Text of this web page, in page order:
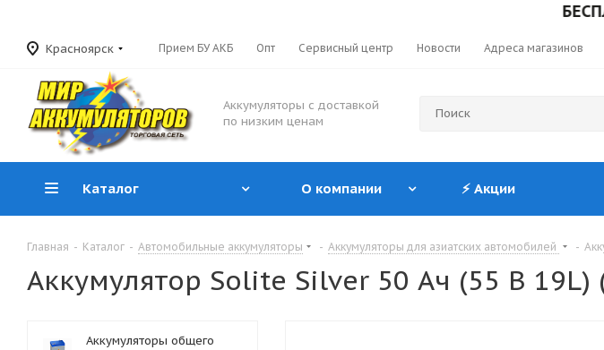
Красноярск Прием БУ АКБ Опт Сервисный центр Новости Адреса магазинов
Аккумуляторы с доставкой
по низким ценам
Каталог О компании ⚡ Акции
Главная - Каталог - Автомобильные аккумуляторы - Аккумуляторы для азиатских автомобилей -
Аккумулятор Solite Silver 50 Ач (55 B 19L)
Аккумуляторы общего